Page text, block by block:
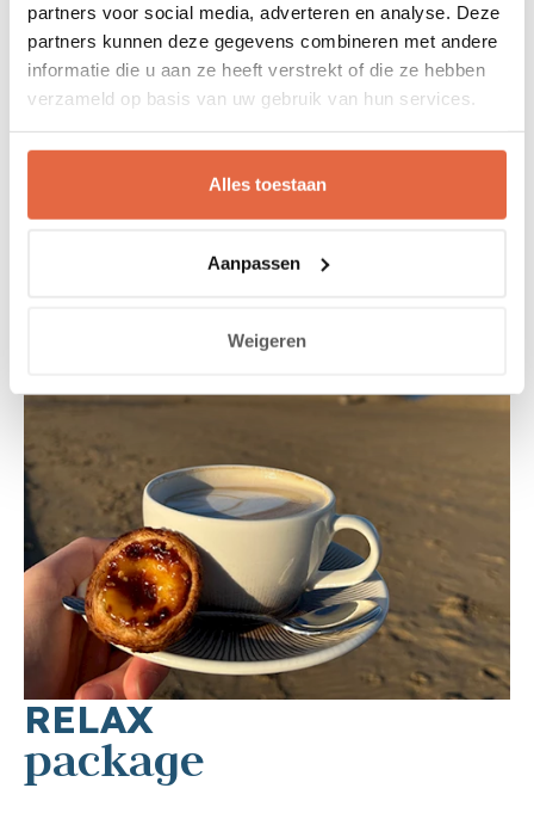
partners voor social media, adverteren en analyse. Deze
partners kunnen deze gegevens combineren met andere
informatie die u aan ze heeft verstrekt of die ze hebben
verzameld op basis van uw gebruik van hun services.
Alles toestaan
Aanpassen
Weigeren
✔️ Overnachting in een boutique kamer (zijzeezicht)
✔️ Hoge etage
✔️ Ontbijt met zeezicht
✔️ Nomon cocktail als aperitief
✔️ 3-gangendiner uit onze open-fire keuken
RELAX
package